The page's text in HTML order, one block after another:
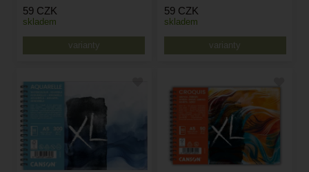
skladem
varianty
59 CZK
skladem
varianty
59 CZK